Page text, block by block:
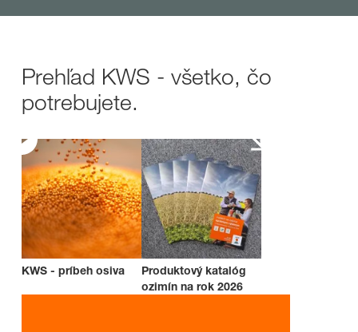
Prehľad KWS - všetko, čo
potrebujete.
KWS - príbeh osiva
Produktový katalóg
ozimín na rok 2026